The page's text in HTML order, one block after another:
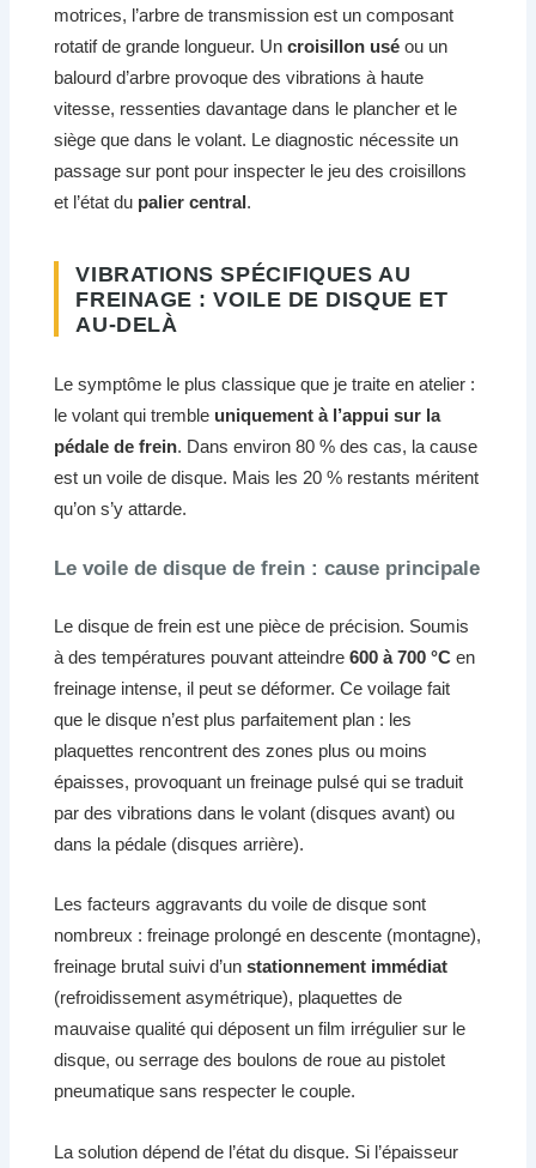
motrices, l’arbre de transmission est un composant
rotatif de grande longueur. Uncroisillon usé ou un
balourd d’arbre provoque des vibrations à haute
vitesse, ressenties davantage dans le plancher et le
siège que dans le volant. Le diagnostic nécessite un
passage sur pont pour inspecter le jeu des croisillons
et l’état du palier central.
VIBRATIONS SPÉCIFIQUES AU
FREINAGE : VOILE DE DISQUE ET
AU-DELÀ
Le symptôme le plus classique que je traite en atelier :
le volant qui tremble uniquement à l’appui sur la
pédale de frein. Dans environ 80 % des cas, la cause
est un voile de disque. Mais les 20 % restants méritent
qu’on s’y attarde.
Le voile de disque de frein : cause principale
Le disque de frein est une pièce de précision. Soumis
à des températures pouvant atteindre600 à 700 °C en
freinage intense, il peut se déformer. Ce voilage fait
que le disque n’est plus parfaitement plan : les
plaquettes rencontrent des zones plus ou moins
épaisses, provoquant un freinage pulsé qui se traduit
par des vibrations dans le volant (disques avant) ou
dans la pédale (disques arrière).
Les facteurs aggravants du voile de disque sont
nombreux : freinage prolongé en descente (montagne),
freinage brutal suivi d’unstationnement immédiat
(refroidissement asymétrique), plaquettes de
mauvaise qualité qui déposent un film irrégulier sur le
disque, ou serrage des boulons de roue au pistolet
pneumatique sans respecter le couple.
La solution dépend de l’état du disque. Si l’épaisseur